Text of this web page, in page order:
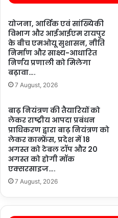
योजना, आर्थिक एवं सांख्यिकी
विभाग और आईआईएम रायपुर
के बीच एमओयू सुशासन, नीति
निर्माण और साक्ष्य-आधारित
निर्णय प्रणाली को मिलेगा
बढ़ावा….
7 August, 2026
बाढ़ नियंत्रण की तैयारियों को
लेकर राष्ट्रीय आपदा प्रबंधन
प्राधिकरण द्वारा बाढ़ नियंत्रण को
लेकर कान्फ्रेंस, प्रदेश में 18
अगस्त को टेबल टॉप और 20
अगस्त को होगी मॉक
एक्सरसाइज….
7 August, 2026